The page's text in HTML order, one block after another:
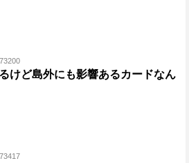
けど島外にも影響あるカードなん